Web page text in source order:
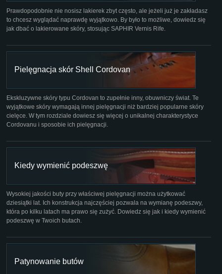
Prawdopodobnie nie nosisz lakierek zbyt często, ale jeżeli już je zakładasz
to chcesz wyglądać naprawdę wyjątkowo. By było to możliwe, dowiedz się
jak dbać o lakierowane skóry, stosując SAPHIR Vernis Rife.
Pielęgnacja skór Shell Cordovan
Ekskluzywne skóry typu Cordovan to zupełnie inny, obuwniczy świat. Te
wyjątkowe skóry wymagają innej pielęgnacji niż bardziej popularne skóry
cielęce. W tym rozdziale dowiesz się więcej o unikalnej charakterystyce
Cordovanu i sposobie ich pielęgnacji.
Kiedy wymienić podeszwę
Wysokiej jakości buty przy właściwej pielęgnacji można użytkować
dziesiątki lat. Ich konstrukcja najczęściej pozwala na wymianę podeszwy,
która po kilku latach ma prawo się zużyć. Dowiedz się jak i kiedy wymienić
podeszwę w Twoich butach.
Patynowanie butów